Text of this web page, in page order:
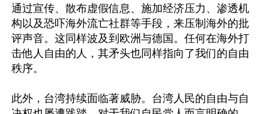
通过宣传、散布虚假信息、施加经济压力、渗透机
构以及恐吓海外流亡社群等手段，来压制海外的批
评声音。这同样波及到欧洲与德国。任何在海外打
击他人自由的人，其矛头也同样指向了我们的自由
秩序。
此外，台湾持续面临著威胁。台湾人民的自由与自